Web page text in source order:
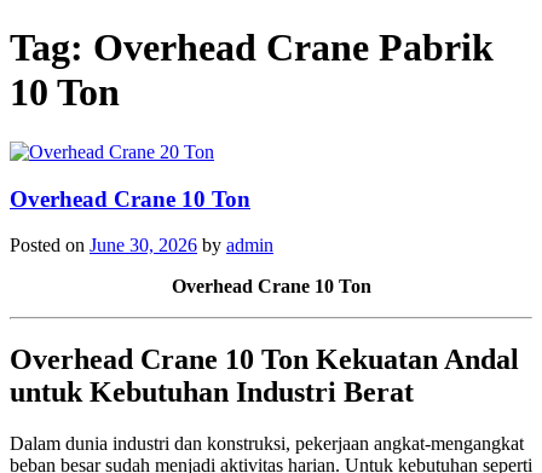
Tag: Overhead Crane Pabrik
10 Ton
Overhead Crane 10 Ton
Posted on June 30, 2026 by admin
Overhead Crane 10 Ton
Overhead Crane 10 Ton Kekuatan Andal
untuk Kebutuhan Industri Berat
Dalam dunia industri dan konstruksi, pekerjaan angkat-mengangkat
beban besar sudah menjadi aktivitas harian. Untuk kebutuhan seperti